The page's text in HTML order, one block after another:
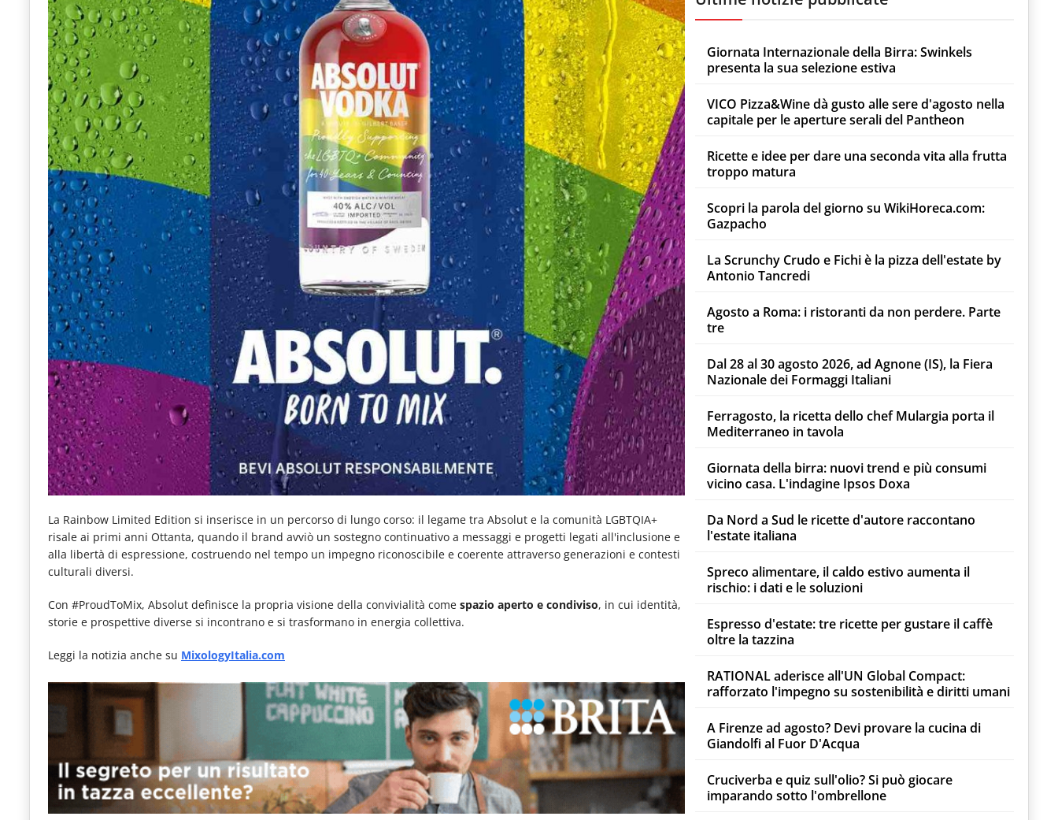
La Rainbow Limited Edition si inserisce in un percorso di lungo corso: il legame tra Absolut e la comunità LGBTQIA+
risale ai primi anni Ottanta, quando il brand avviò un sostegno continuativo a messaggi e progetti legati all'inclusione e
alla libertà di espressione, costruendo nel tempo un impegno riconoscibile e coerente attraverso generazioni e contesti
culturali diversi.
Con #ProudToMix, Absolut definisce la propria visione della convivialità come spazio aperto e condiviso, in cui identità,
storie e prospettive diverse si incontrano e si trasformano in energia collettiva.
Leggi la notizia anche su MixologyItalia.com
Giornata Internazionale della Birra: Swinkels
presenta la sua selezione estiva
VICO Pizza&Wine dà gusto alle sere d'agosto nella
capitale per le aperture serali del Pantheon
Ricette e idee per dare una seconda vita alla frutta
troppo matura
Scopri la parola del giorno su WikiHoreca.com:
Gazpacho
La Scrunchy Crudo e Fichi è la pizza dell'estate by
Antonio Tancredi
Agosto a Roma: i ristoranti da non perdere. Parte
tre
Dal 28 al 30 agosto 2026, ad Agnone (IS), la Fiera
Nazionale dei Formaggi Italiani
Ferragosto, la ricetta dello chef Mulargia porta il
Mediterraneo in tavola
Giornata della birra: nuovi trend e più consumi
vicino casa. L'indagine Ipsos Doxa
Da Nord a Sud le ricette d'autore raccontano
l'estate italiana
Spreco alimentare, il caldo estivo aumenta il
rischio: i dati e le soluzioni
Espresso d'estate: tre ricette per gustare il caffè
oltre la tazzina
RATIONAL aderisce all'UN Global Compact:
rafforzato l'impegno su sostenibilità e diritti umani
A Firenze ad agosto? Devi provare la cucina di
Giandolfi al Fuor D'Acqua
Cruciverba e quiz sull'olio? Si può giocare
imparando sotto l'ombrellone